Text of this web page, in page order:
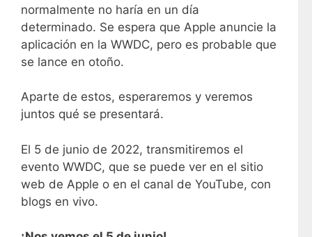
normalmente no haría en un día
determinado. Se espera que Apple anuncie la
aplicación en la WWDC, pero es probable que
se lance en otoño.
Aparte de estos, esperaremos y veremos
juntos qué se presentará.
El 5 de junio de 2022, transmitiremos el
evento WWDC, que se puede ver en el sitio
web de Apple o en el canal de YouTube, con
blogs en vivo.